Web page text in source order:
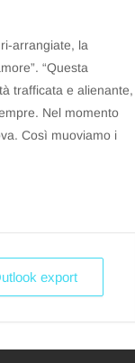
arrangiate, la
“Questa
trafficata e alienante,
Nel momento
Così muoviamo i
export